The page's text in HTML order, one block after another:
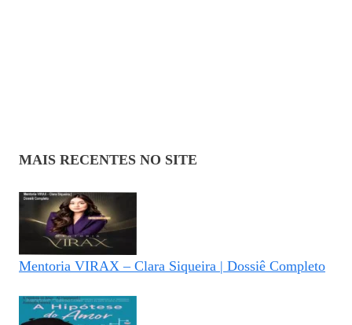
MAIS RECENTES NO SITE
Mentoria VIRAX – Clara Siqueira | Dossiê Completo